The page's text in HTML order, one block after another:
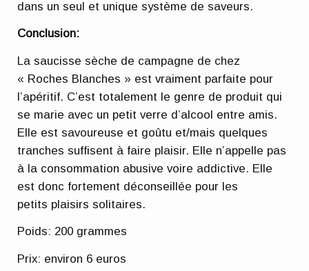
dans un seul et unique système de saveurs.
Conclusion:
La saucisse sèche de campagne de chez
« Roches Blanches » est vraiment parfaite pour
l’apéritif. C’est totalement le genre de produit qui
se marie avec un petit verre d’alcool entre amis.
Elle est savoureuse et goûtu et/mais quelques
tranches suffisent à faire plaisir. Elle n’appelle pas
à la consommation abusive voire addictive. Elle
est donc fortement déconseillée pour les
petits plaisirs solitaires.
Poids: 200 grammes
Prix: environ 6 euros